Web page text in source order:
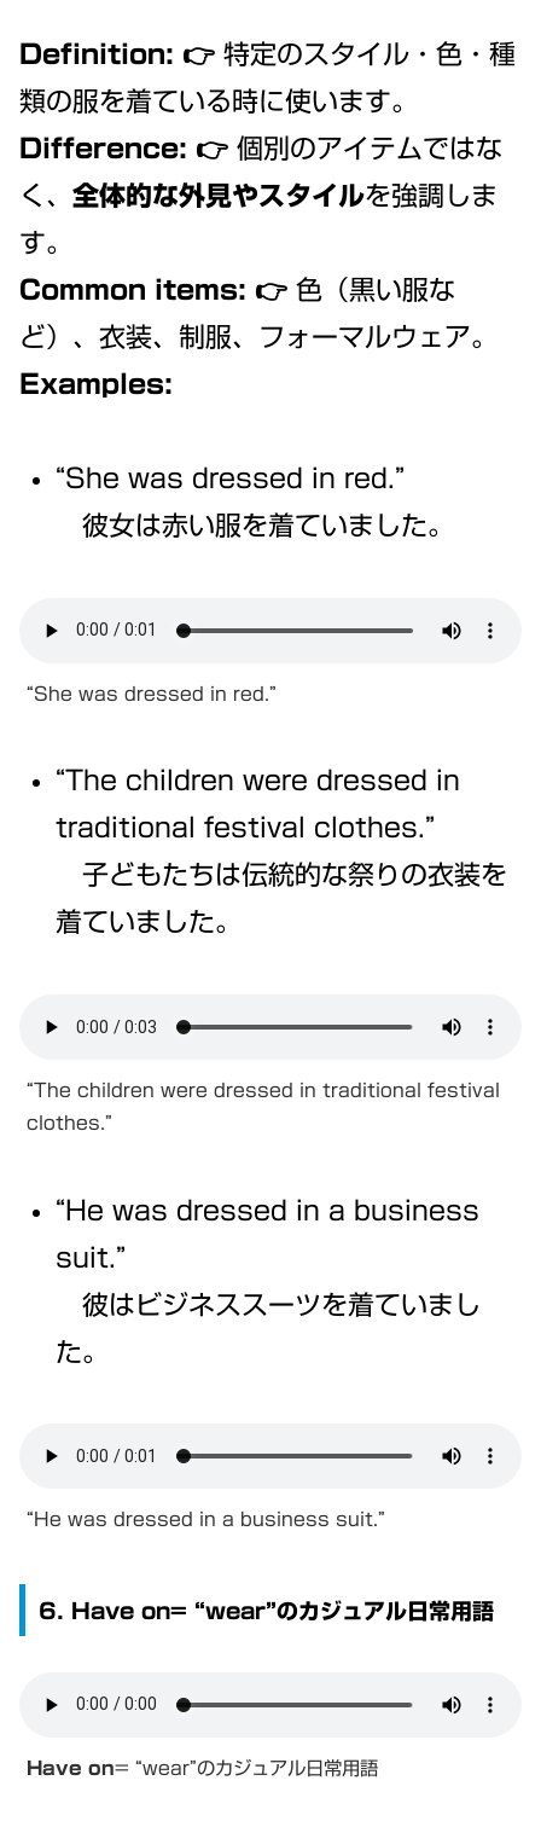
Definition: 👉 特定のスタイル・色・種
類の服を着ている時に使います。
Difference: 👉 個別のアイテムではな
く、 全体的な外見やスタイルを強調しま
す。
Common items: 👉 色（黒い服な
ど）、衣装、制服、フォーマルウェア。
Examples:
“She was dressed in red.”
彼女は赤い服を着ていました。
“She was dressed in red.”
“The children were dressed in
traditional festival clothes.”
子どもたちは伝統的な祭りの衣装を
着ていました。
“The children were dressed in traditional festival
clothes.”
“He was dressed in a business
suit.”
彼はビジネススーツを着ていまし
た。
“He was dressed in a business suit.”
6. Have on= “wear”のカジュアル日常用語
Have on= “wear”のカジュアル日常用語